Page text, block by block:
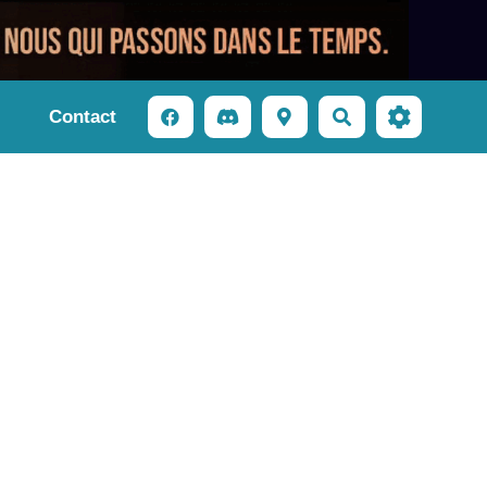
Contact Rechercher